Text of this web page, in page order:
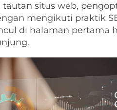
situs web,
mengikuti praktik
di halaman pertama